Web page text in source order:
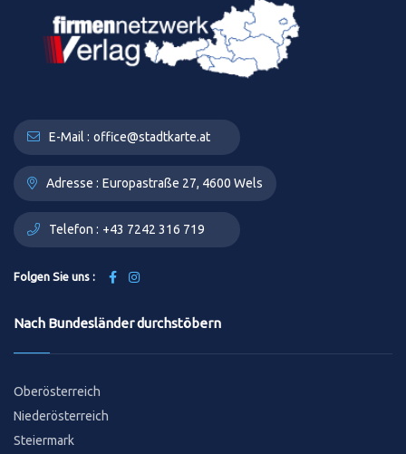
E-Mail : office@stadtkarte.at
Adresse : Europastraße 27, 4600 Wels
Telefon : +43 7242 316 719
Folgen Sie uns :
Nach Bundesländer durchstöbern
Oberösterreich
Niederösterreich
Steiermark